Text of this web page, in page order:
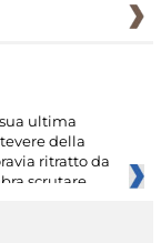
ultima
della
ritratto da
scrutare